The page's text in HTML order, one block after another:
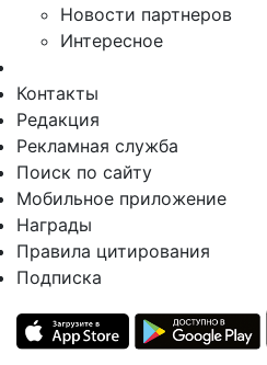
Новости партнеров
Интересное
Контакты
Редакция
Рекламная служба
Поиск по сайту
Мобильное приложение
Награды
Правила цитирования
Подписка